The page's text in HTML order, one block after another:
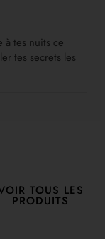
à tes nuits ce
tes secrets les
TOUS LES
PRODUITS